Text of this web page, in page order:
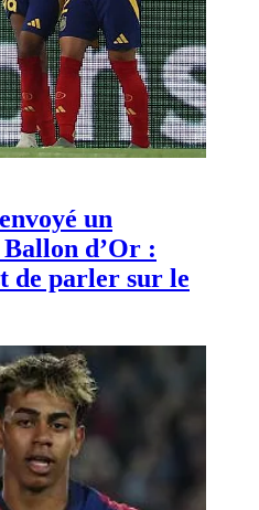
un
Ballon d’Or :
de parler sur le